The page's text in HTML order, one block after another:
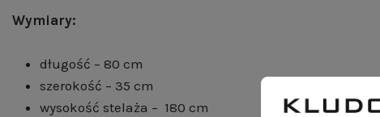
Wymiary:
długość – 80 cm
szerokość – 35 cm
wysokość stelaża – 180 cm